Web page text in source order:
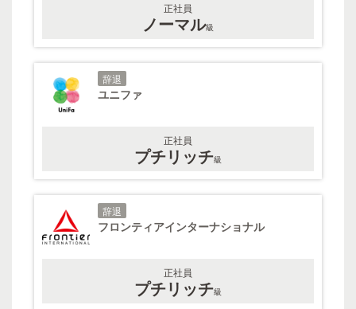
正社員
ノーマル級
辞退
ユニファ
正社員
プチリッチ級
辞退
フロンティアインターナショナル
正社員
プチリッチ級